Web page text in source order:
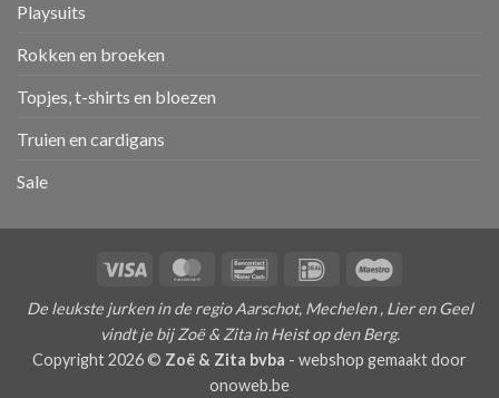
Playsuits
Rokken en broeken
Topjes, t-shirts en bloezen
Truien en cardigans
Sale
Visa MasterCardBancontactIDeal
De leukste jurken in de regio Aarschot, Mechelen , Lier en Geel
vindt je bij Zoë & Zita in Heist op den Berg.
Copyright 2026 © Zoë & Zita bvba - webshop gemaakt door
onoweb.be